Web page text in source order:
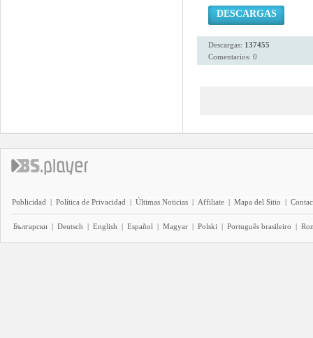
DESCARGAS
Descargas: 137455
Comentarios: 0
Publicidad | Política de Privacidad | Últimas Noticias | Affiliate | Mapa del Sitio |
Български | Deutsch | English | Español | Magyar | Polski | Português brasileiro |